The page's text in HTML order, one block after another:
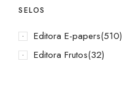
SELOS
Editora E-papers(510)
Editora Frutos(32)